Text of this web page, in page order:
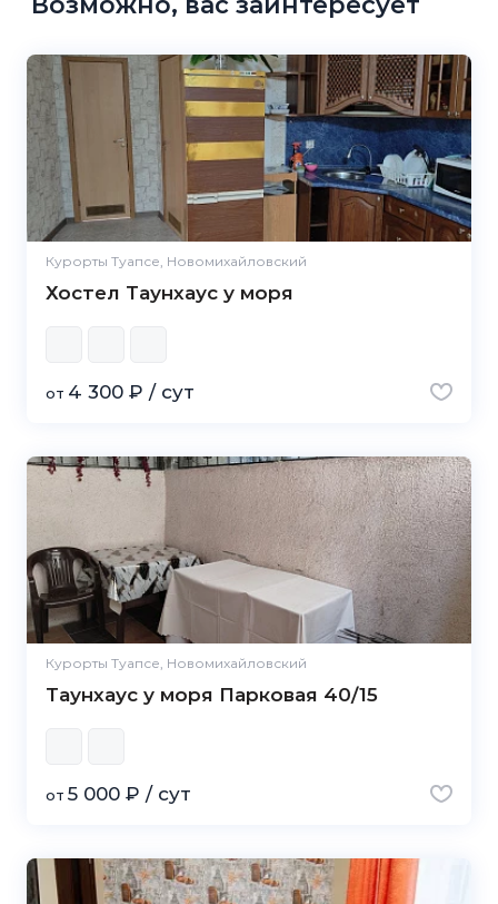
Курорты Туапсе, Новомихайловский
Хостел Таунхаус у моря
от 4 300 ₽ / сут
Курорты Туапсе, Новомихайловский
Таунхаус у моря Парковая 40/15
от 5 000 ₽ / сут